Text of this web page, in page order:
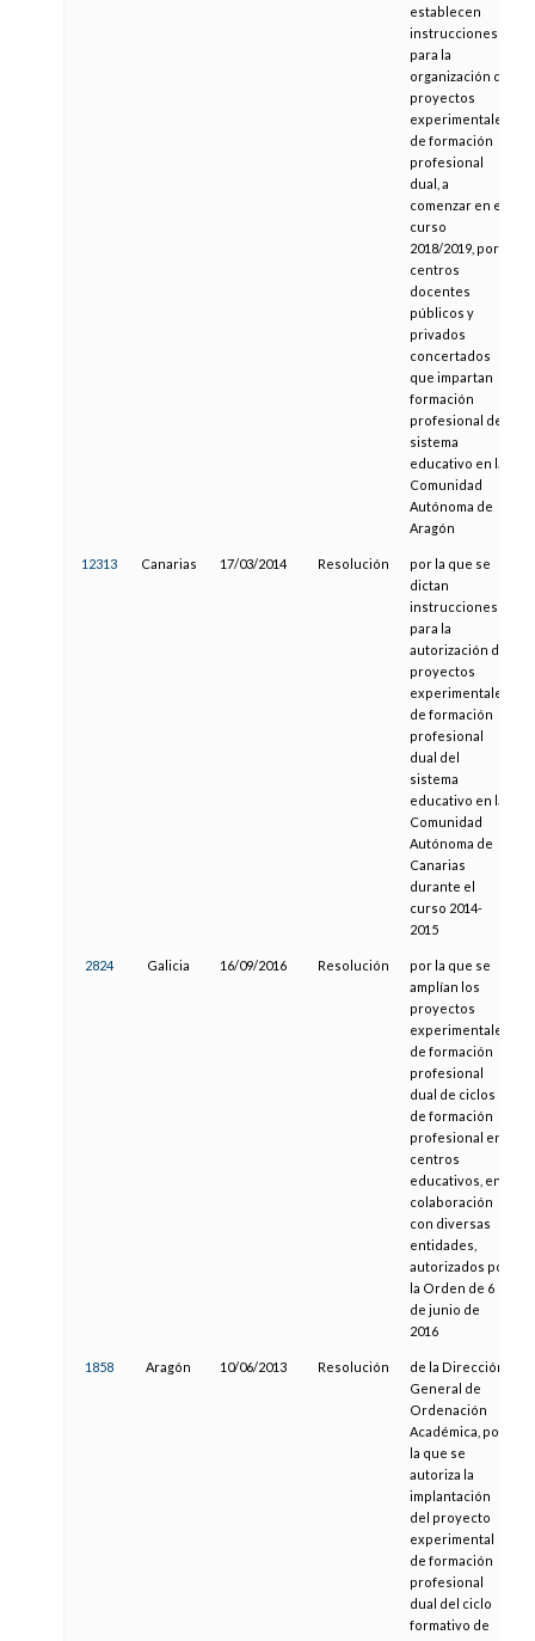
establecen
instrucciones
para la
organización de
proyectos
experimentales
de formación
profesional
dual, a
comenzar en el
curso
2018/2019, por
centros
docentes
públicos y
privados
concertados
que impartan
formación
profesional del
sistema
educativo en la
Comunidad
Autónoma de
Aragón
12313 Canarias 17/03/2014 Resolución
por la que se
dictan
instrucciones
para la
autorización de
proyectos
experimentales
de formación
profesional
dual del
sistema
educativo en la
Comunidad
Autónoma de
Canarias
durante el
curso 2014-
2015
2824 Galicia 16/09/2016 Resolución
por la que se
amplían los
proyectos
experimentales
de formación
profesional
dual de ciclos
de formación
profesional en
centros
educativos, en
colaboración
con diversas
entidades,
autorizados por
la Orden de 6
de junio de
2016
1858 Aragón 10/06/2013 Resolución
de la Dirección
General de
Ordenación
Académica, por
la que se
autoriza la
implantación
del proyecto
experimental
de formación
profesional
dual del ciclo
formativo de